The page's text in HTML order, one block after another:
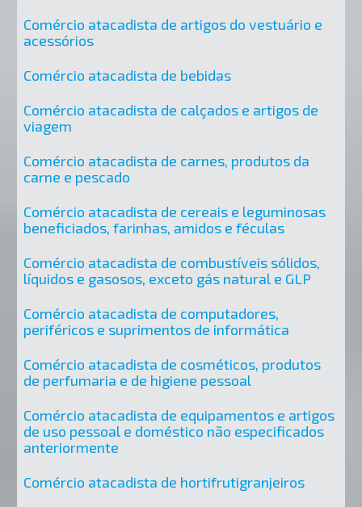
Comércio atacadista de artigos do vestuário e
acessórios
Comércio atacadista de bebidas
Comércio atacadista de calçados e artigos de
viagem
Comércio atacadista de carnes, produtos da
carne e pescado
Comércio atacadista de cereais e leguminosas
beneficiados, farinhas, amidos e féculas
Comércio atacadista de combustíveis sólidos,
líquidos e gasosos, exceto gás natural e GLP
Comércio atacadista de computadores,
periféricos e suprimentos de informática
Comércio atacadista de cosméticos, produtos
de perfumaria e de higiene pessoal
Comércio atacadista de equipamentos e artigos
de uso pessoal e doméstico não especificados
anteriormente
Comércio atacadista de hortifrutigranjeiros